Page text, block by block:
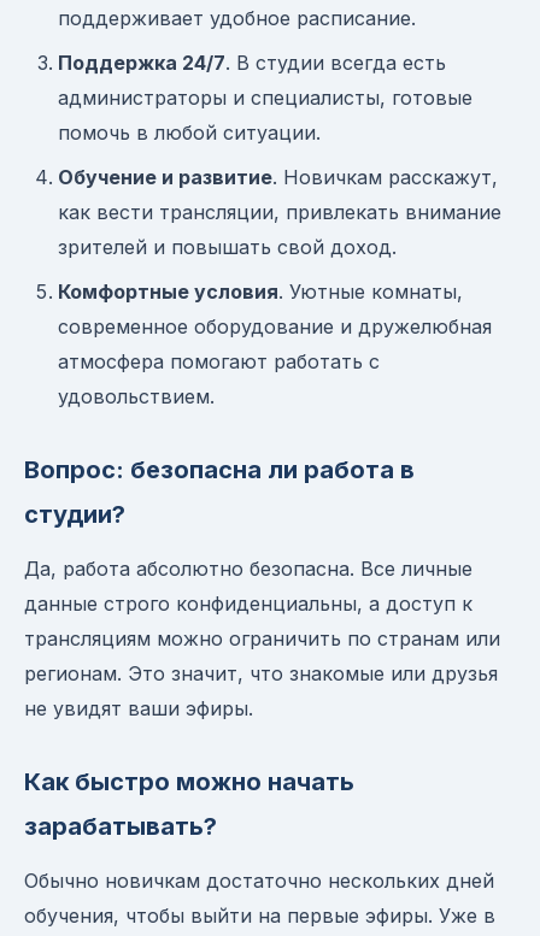
поддерживает удобное расписание.
Поддержка 24/7. В студии всегда есть
администраторы и специалисты, готовые
помочь в любой ситуации.
Обучение и развитие. Новичкам расскажут,
как вести трансляции, привлекать внимание
зрителей и повышать свой доход.
Комфортные условия. Уютные комнаты,
современное оборудование и дружелюбная
атмосфера помогают работать с
удовольствием.
Вопрос: безопасна ли работа в
студии?
Да, работа абсолютно безопасна. Все личные
данные строго конфиденциальны, а доступ к
трансляциям можно ограничить по странам или
регионам. Это значит, что знакомые или друзья
не увидят ваши эфиры.
Как быстро можно начать
зарабатывать?
Обычно новичкам достаточно нескольких дней
обучения, чтобы выйти на первые эфиры. Уже в